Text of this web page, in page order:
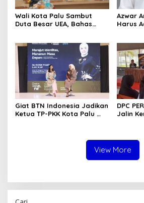
Wali Kota Palu Sambut
Duta Besar UEA, Bahas
Azwar
Harus
Lokasi
Giat BTN Indonesia Jadikan
Ketua TP-PKK Kota Palu
DPC
Jalin
View More